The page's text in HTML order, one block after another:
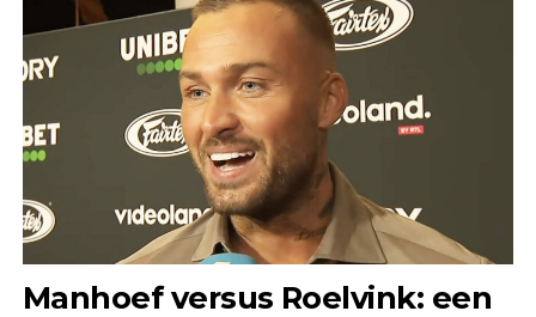
Manhoef versus Roelvink: een